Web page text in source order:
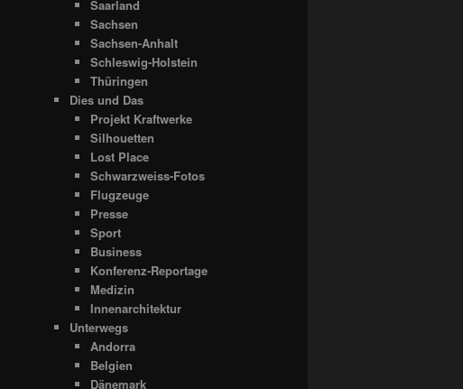
Saarland
Sachsen
Sachsen-Anhalt
Schleswig-Holstein
Thüringen
Dies und Das
Projekt Kraftwerke
Silhouetten
Lost Place
Schwarzweiss-Fotos
Flugzeuge
Presse
Sport
Business
Konferenz-Reportage
Medizin
Innenarchitektur
Unterwegs
Andorra
Belgien
Dänemark